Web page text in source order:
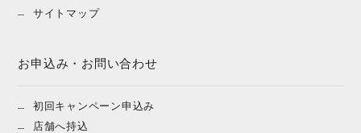
サイトマップ
お申込み・お問い合わせ
初回キャンペーン申込み
店舗へ持込